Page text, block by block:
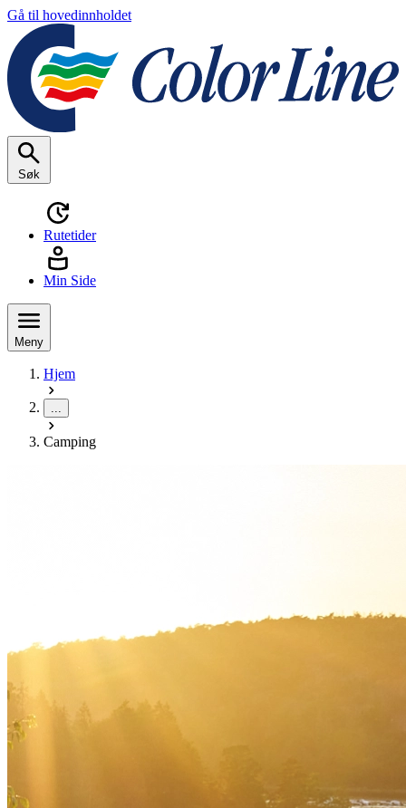
Gå til hovedinnholdet
Søk
Rutetider
Min Side
Meny
Hjem
Camping